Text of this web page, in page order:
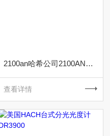
2100an哈希公司2100AN型浊度仪
查看详情